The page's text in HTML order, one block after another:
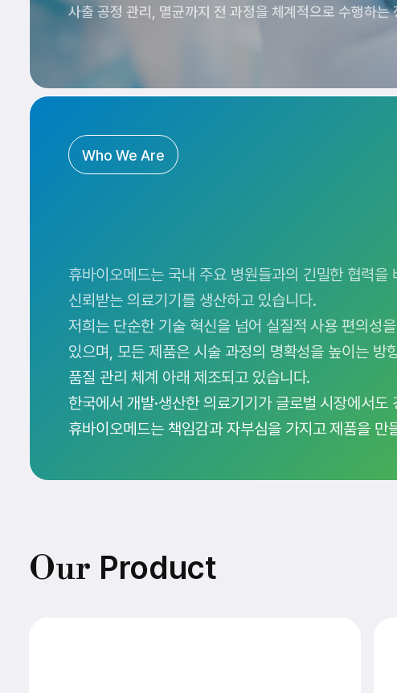
사출 공정 관리, 멸균까지 전 과정을 체계적으로 수행하
Who We Are
휴바이오메드는 국내 주요 병원들과의 긴밀한 협력을
신뢰받는 의료기기를 생산하고 있습니다.
저희는 단순한 기술 혁신을 넘어 실질적 사용 편의성
있으며, 모든 제품은 시술 과정의 명확성을 높이는 방
품질 관리 체계 아래 제조되고 있습니다.
한국에서 개발·생산한 의료기기가 글로벌 시장에서도
휴바이오메드는 책임감과 자부심을 가지고 제품을 만
Our Product